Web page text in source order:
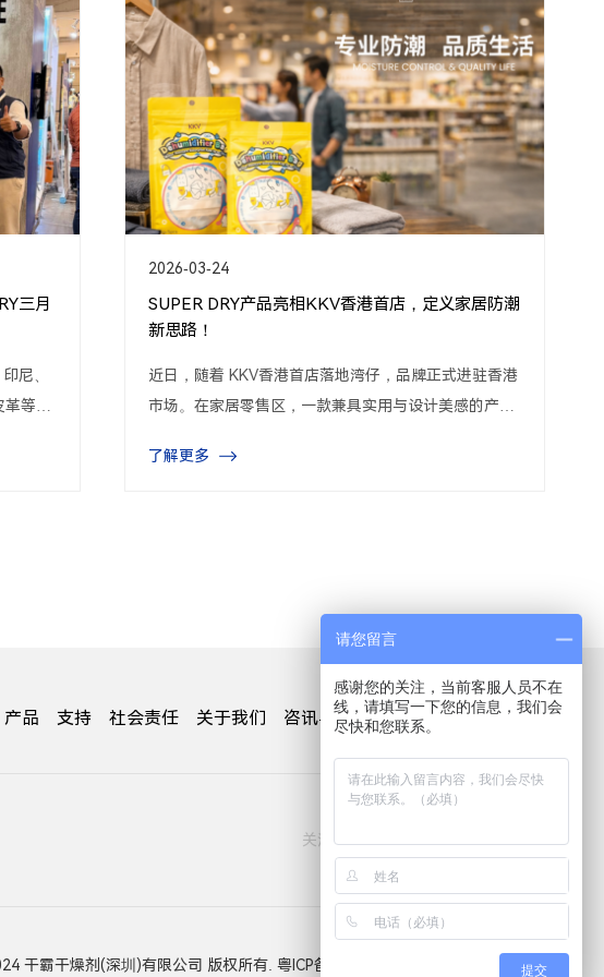
利收
在印
2026-02-02
实力见证 | 干霸干燥剂成功通过深圳市“专精特新”中
小企业复核！
继2022年通过深圳市“专精特新”中小企业认定后，干霸
干燥剂（深圳）有限公司再次顺利通过复核，蝉联“深
了解更多
产品 支持 社会责任 关于我们 咨讯与活动 加入我们 联系我们
关注我们：
干霸干燥剂(深圳)有限公司 版权所有.粤ICP备15015158号-1 隐私政策
请您留言
感谢您的关注，当前客服人员不在
线，请填写一下您的信息，我们会
尽快和您联系。
提交